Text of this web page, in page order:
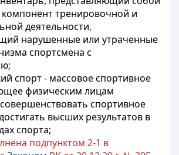
тренировочной и
деятельности,
нарушенные или утраченные
спортсмена с
спорт - массовое спортивное
физическим лицам
спортивное
высших результатов в
спорта;
подпунктом 2-1 в